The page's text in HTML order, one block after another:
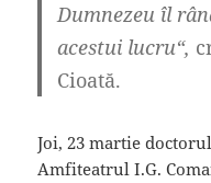
Dumnezeu îl
acestui lucru“,
Cioată.
Joi, 23 martie
Amfiteatrul I.G.